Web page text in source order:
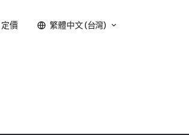
定價 繁體中文 (台灣)